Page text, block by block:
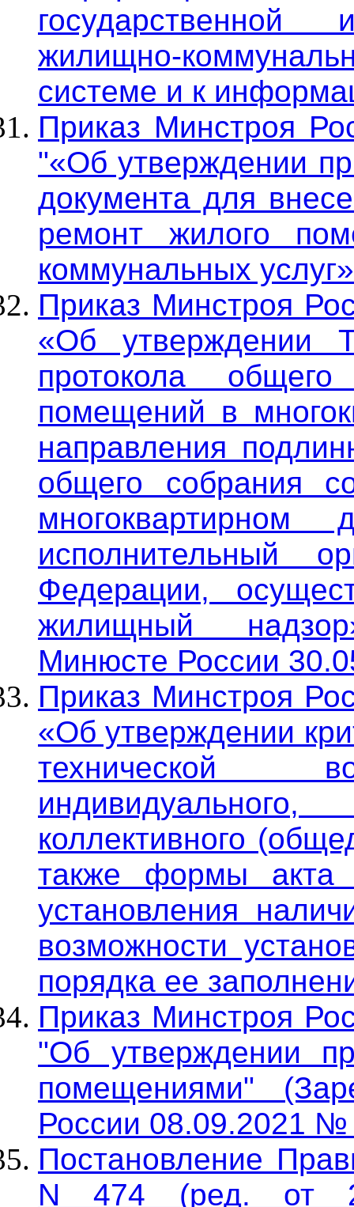
государственной
жилищно-
системе и к
Приказ Минстроя
"«Об утверждении
документа для
ремонт жилого
коммунальных
Приказ Минстроя
«Об утверждении
протокола
помещений в
направления
общего собрания
исполнительный
Федерации,
жилищный
Минюсте России
Приказ Минстроя
«Об утверждении
технической
коллективного
также формы акта
установления
возможности
порядка ее
Приказ Минстроя
"Об утверждении
помещениями"
России 08.09.2021 №
Постановление
N 474 (ред. от